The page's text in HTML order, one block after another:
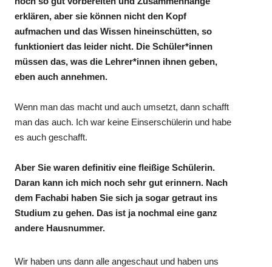
erklären, aber sie können nicht den Kopf
aufmachen und das Wissen hineinschütten, so
funktioniert das leider nicht. Die Schüler*innen
müssen das, was die Lehrer*innen ihnen geben,
eben auch annehmen.
Wenn man das macht und auch umsetzt, dann schafft
man das auch. Ich war keine Einserschülerin und habe
es auch geschafft.
Aber Sie waren definitiv eine fleißige Schülerin.
Daran kann ich mich noch sehr gut erinnern. Nach
dem Fachabi haben Sie sich ja sogar getraut ins
Studium zu gehen. Das ist ja nochmal eine ganz
andere Hausnummer.
Wir haben uns dann alle angeschaut und haben uns